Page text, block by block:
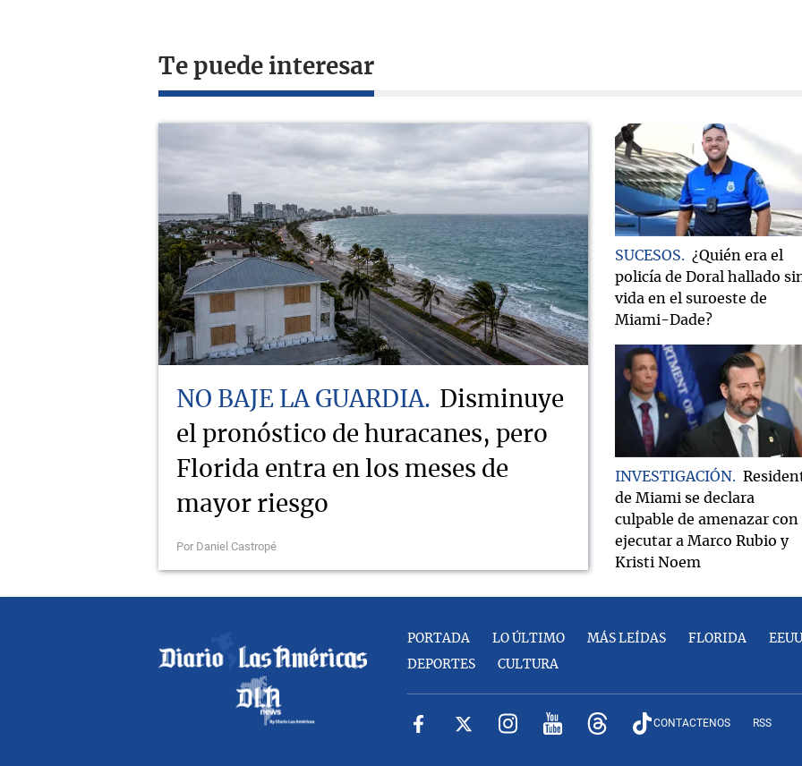
Te puede interesar
NO BAJE LA GUARDIA
Disminuye
el pronóstico de huracanes, pero
Florida entra en los meses de
mayor riesgo
Por Daniel Castropé
SUCESOS
¿Quién era el
policía de Doral hallado
vida en el suroeste de
Miami-Dade?
INVESTIGACIÓN
de Miami se declara
culpable de amenazar con
ejecutar a Marco Rubio y
Kristi Noem
PORTADA LO ÚLTIMO MÁS LEÍDAS FLORIDA EEUU
DEPORTES CULTURA
CONTACTENOS RSS